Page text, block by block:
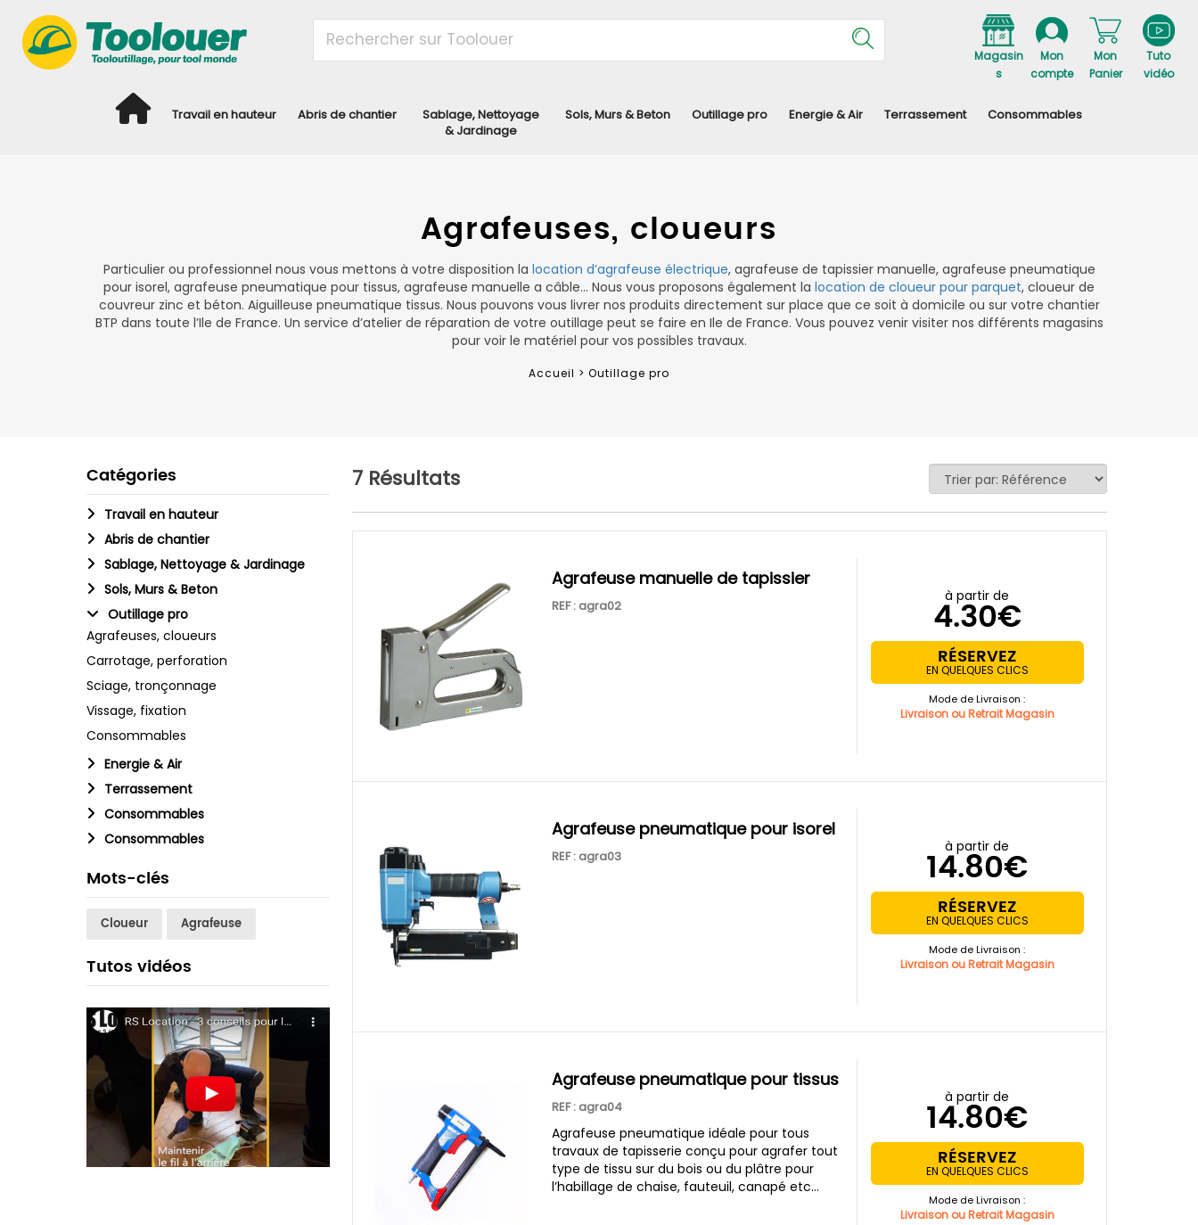
Magasin
s
Mon
compte
Mon
Panier
Tuto
vidéo
Travail en hauteur Abris de chantier
Sablage, Nettoyage
& Jardinage
Sols, Murs & Beton Outillage pro Energie & Air Terrassement Consommables
Agrafeuses, cloueurs
Particulier ou professionnel nous vous mettons à votre disposition la location d’agrafeuse électrique, agrafeuse de tapissier manuelle, agrafeuse pneumatique
pour isorel, agrafeuse pneumatique pour tissus, agrafeuse manuelle a câble… Nous vous proposons également la location de cloueur pour parquet, cloueur de
couvreur zinc et béton. Aiguilleuse pneumatique tissus. Nous pouvons vous livrer nos produits directement sur place que ce soit à domicile ou sur votre chantier
BTP dans toute l’Ile de France. Un service d’atelier de réparation de votre outillage peut se faire en Ile de France. Vous pouvez venir visiter nos différents magasins
pour voir le matériel pour vos possibles travaux.
Accueil >Outillage pro
7 Résultats
agrafeuse manuelle de tapissier
REF : agra02
à partir de
4.30€
RÉSERVEZ
EN QUELQUES CLICS
Mode de Livraison :
Livraison ou Retrait Magasin
agrafeuse pneumatique pour isorel
REF : agra03
à partir de
14.80€
RÉSERVEZ
EN QUELQUES CLICS
Mode de Livraison :
Livraison ou Retrait Magasin
agrafeuse pneumatique pour tissus
REF : agra04
Agrafeuse pneumatique idéale pour tous
travaux de tapisserie conçu pour agrafer tout
type de tissu sur du bois ou du plâtre pour
l’habillage de chaise, fauteuil, canapé etc…
à partir de
14.80€
RÉSERVEZ
EN QUELQUES CLICS
Mode de Livraison :
Livraison ou Retrait Magasin
Catégories
Travail en hauteur
Abris de chantier
Sablage, Nettoyage & Jardinage
Sols, Murs & Beton
Outillage pro
Agrafeuses, cloueurs
Carrotage, perforation
Sciage, tronçonnage
Vissage, fixation
Consommables
Energie & Air
Terrassement
Consommables
Consommables
Mots-clés
Cloueur Agrafeuse
Tutos vidéos